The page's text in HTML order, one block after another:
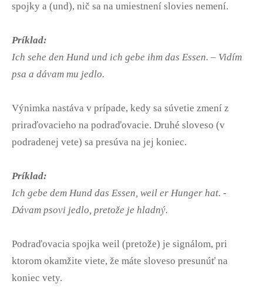
spojky a (und), nič sa na umiestnení slovies nemení.
Príklad:
Ich sehe den Hund und ich gebe ihm das Essen. – Vidím
psa a dávam mu jedlo.
Výnimka nastáva v prípade, kedy sa súvetie zmení z
priraďovacieho na podraďovacie. Druhé sloveso (v
podradenej vete) sa presúva na jej koniec.
Príklad:
Ich gebe dem Hund das Essen, weil er Hunger hat. -
Dávam psovi jedlo, pretože je hladný.
Podraďovacia spojka weil (pretože) je signálom, pri
ktorom okamžite viete, že máte sloveso presunúť na
koniec vety.